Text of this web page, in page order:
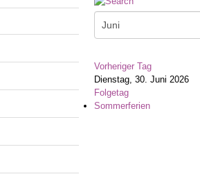
Vorheriger Tag
Dienstag, 30. Juni 2026
Folgetag
Sommerferien